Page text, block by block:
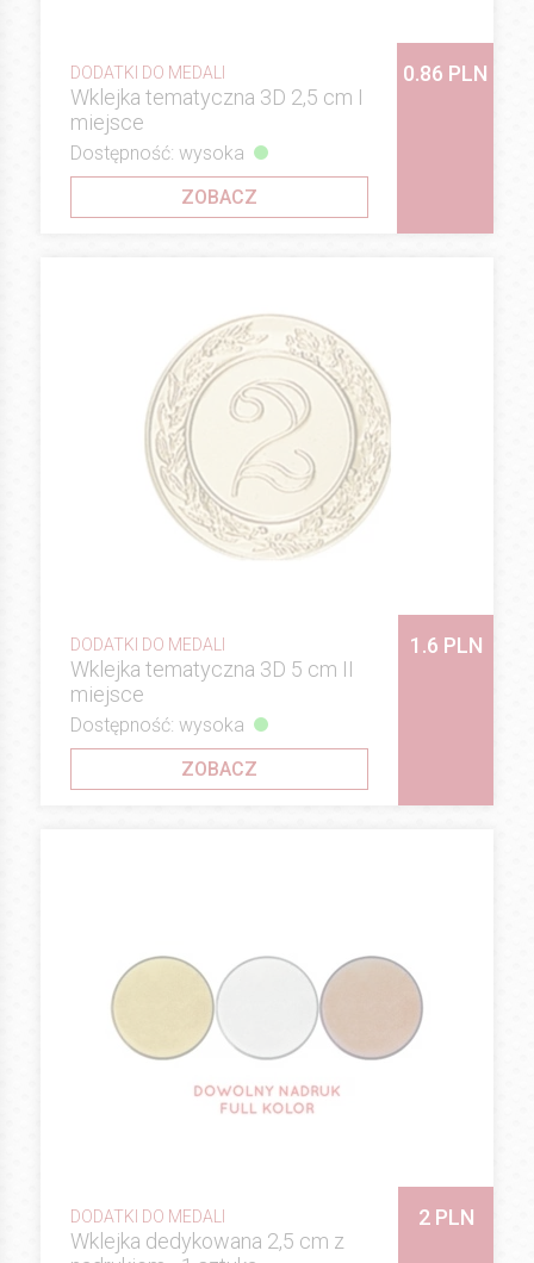
DODATKI DO MEDALI
Wklejka tematyczna 3D 2,5 cm I
miejsce
0.86 PLN
Dostępność: wysoka
ZOBACZ
DODATKI DO MEDALI
Wklejka tematyczna 3D 5 cm II
miejsce
1.6 PLN
Dostępność: wysoka
ZOBACZ
DODATKI DO MEDALI
Wklejka dedykowana 2,5 cm z
2 PLN